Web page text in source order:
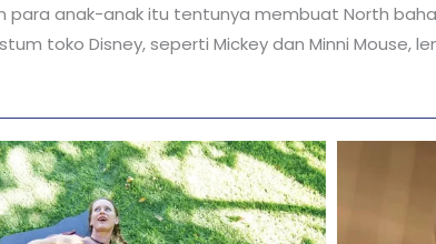
para anak-anak itu tentunya membuat North
toko Disney, seperti Mickey dan Minni Mouse,